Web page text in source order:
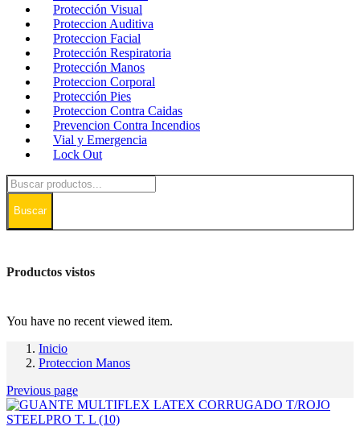
Protección Visual
Proteccion Auditiva
Proteccion Facial
Protección Respiratoria
Protección Manos
Proteccion Corporal
Protección Pies
Proteccion Contra Caidas
Prevencion Contra Incendios
Vial y Emergencia
Lock Out
Buscar
Productos vistos
You have no recent viewed item.
Inicio
Proteccion Manos
Previous page